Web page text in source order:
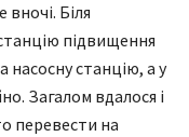
Біля
підвищення
станцію, а у
Загалом вдалося і
перевести на